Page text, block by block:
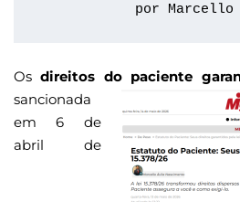
por Marcello
Osdireitos do paciente
sancionada
em 6 de
abril de